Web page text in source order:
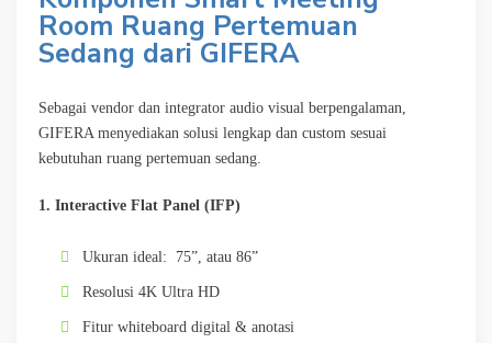
Room Ruang Pertemuan
Sedang dari GIFERA
Sebagai vendor dan integrator audio visual berpengalaman,
GIFERA menyediakan solusi lengkap dan custom sesuai
kebutuhan ruang pertemuan sedang.
1. Interactive Flat Panel (IFP)
Ukuran ideal: 75”, atau 86”
Resolusi 4K Ultra HD
Fitur whiteboard digital & anotasi